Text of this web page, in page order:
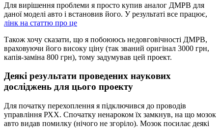
Для вирішення проблеми я просто купив аналог ДМРВ для
даної моделі авто і встановив його. У результаті все працює,
лінк на статтю про це
Також хочу сказати, що я побоююсь недовговічності ДМРВ,
враховуючи його високу ціну (так званий оригінал 3000 грн,
капія-заміна 800 грн), тому задумував цей проект.
Деякі результати проведених наукових
досліджень для цього проекту
Для початку перехоплення я підключився до проводів
управління РХХ. Спочатку ненароком їх замкнув, на що мозок
авто видав помилку (нічого не згоріло). Мозок посилає деякі